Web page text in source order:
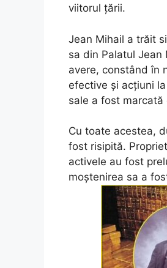
viitorul țării.
Jean Mihail a trăit
sa din Palatul Jean
avere, constând în
efective și acțiuni
sale a fost marcată
Cu toate acestea,
fost risipită.
activele au fost
moștenirea sa a